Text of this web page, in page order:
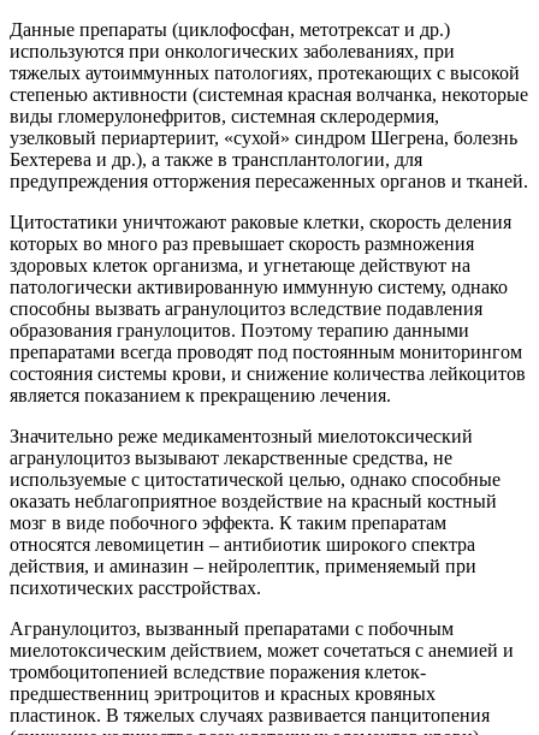
Данные препараты (циклофосфан, метотрексат и др.)
используются при онкологических заболеваниях, при
тяжелых аутоиммунных патологиях, протекающих с высокой
степенью активности (системная красная волчанка, некоторые
виды гломерулонефритов, системная склеродермия,
узелковый периартериит, «сухой» синдром Шегрена, болезнь
Бехтерева и др.), а также в трансплантологии, для
предупреждения отторжения пересаженных органов и тканей.
Цитостатики уничтожают раковые клетки, скорость деления
которых во много раз превышает скорость размножения
здоровых клеток организма, и угнетающе действуют на
патологически активированную иммунную систему, однако
способны вызвать агранулоцитоз вследствие подавления
образования гранулоцитов. Поэтому терапию данными
препаратами всегда проводят под постоянным мониторингом
состояния системы крови, и снижение количества лейкоцитов
является показанием к прекращению лечения.
Значительно реже медикаментозный миелотоксический
агранулоцитоз вызывают лекарственные средства, не
используемые с цитостатической целью, однако способные
оказать неблагоприятное воздействие на красный костный
мозг в виде побочного эффекта. К таким препаратам
относятся левомицетин – антибиотик широкого спектра
действия, и аминазин – нейролептик, применяемый при
психотических расстройствах.
Агранулоцитоз, вызванный препаратами с побочным
миелотоксическим действием, может сочетаться с анемией и
тромбоцитопенией вследствие поражения клеток-
предшественниц эритроцитов и красных кровяных
пластинок. В тяжелых случаях развивается панцитопения